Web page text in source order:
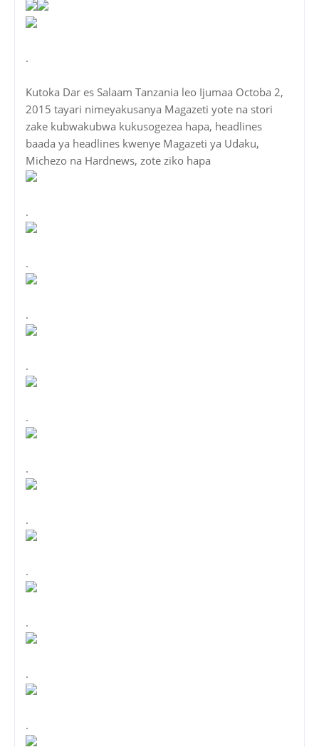
.
Kutoka Dar es Salaam Tanzania leo Ijumaa Octoba 2,
2015 tayari nimeyakusanya Magazeti yote na stori
zake kubwakubwa kukusogezea hapa, headlines
baada ya headlines kwenye Magazeti ya Udaku,
Michezo na Hardnews, zote ziko hapa
.
.
.
.
.
.
.
.
.
.
.